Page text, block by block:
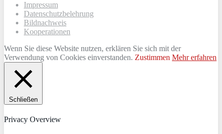
Impressum
Datenschutzbelehrung
Bildnachweis
Kooperationen
Wenn Sie diese Website nutzen, erklären Sie sich mit der
Verwendung von Cookies einverstanden. Zustimmen Mehr erfahren
Schließen
Privacy Overview